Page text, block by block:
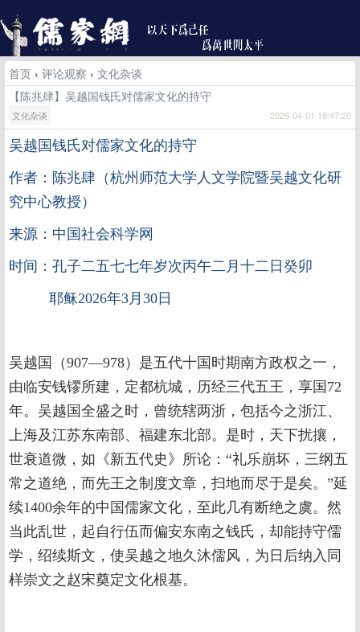
首页 › 评论观察 › 文化杂谈
【陈兆肆】吴越国钱氏对儒家文化的持守
文化杂谈 2026-04-01 18:47:20
吴越国钱氏对儒家文化的持守
作者：陈兆肆（杭州师范大学人文学院暨吴越文化研
究中心教授）
来源：中国社会科学网
时间：孔子二五七七年岁次丙午二月十二日癸卯
耶稣2026年3月30日
吴越国（907—978）是五代十国时期南方政权之一，
由临安钱镠所建，定都杭城，历经三代五王，享国72
年。吴越国全盛之时，曾统辖两浙，包括今之浙江、
上海及江苏东南部、福建东北部。是时，天下扰攘，
世衰道微，如《新五代史》所论：“礼乐崩坏，三纲五
常之道绝，而先王之制度文章，扫地而尽于是矣。”延
续1400余年的中国儒家文化，至此几有断绝之虞。然
当此乱世，起自行伍而偏安东南之钱氏，却能持守儒
学，绍续斯文，使吴越之地久沐儒风，为日后纳入同
样崇文之赵宋奠定文化根基。